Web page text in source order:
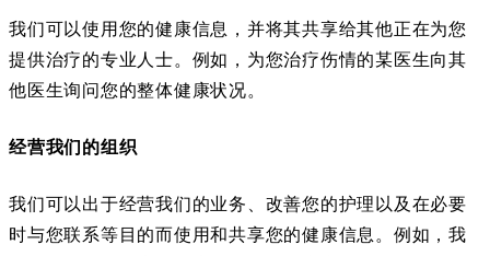
我们可以使用您的健康信息，并将其共享给其他正在为您
提供治疗的专业人士。例如，为您治疗伤情的某医生向其
他医生询问您的整体健康状况。
经营我们的组织
我们可以出于经营我们的业务、改善您的护理以及在必要
时与您联系等目的而使用和共享您的健康信息。例如，我